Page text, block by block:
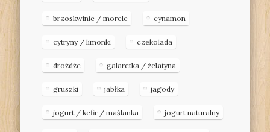
brzoskwinie / morele cynamon
cytryny / limonki czekolada
drożdże galaretka / żelatyna
gruszki jabłka jagody
jogurt / kefir / maślanka jogurt naturalny